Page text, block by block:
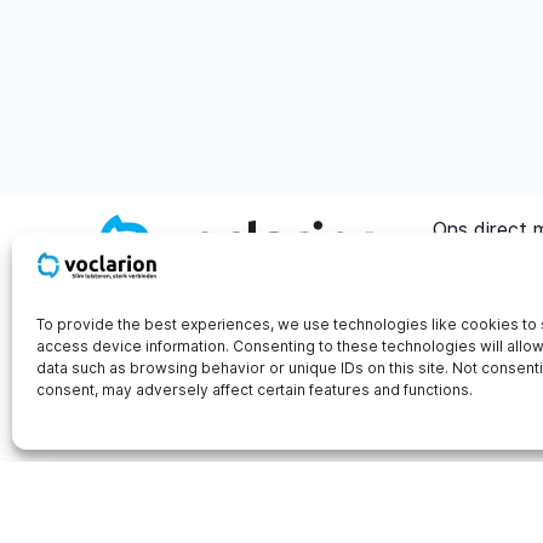
To provide the best experiences, we use technologies like cookies to
access device information. Consenting to these technologies will
data such as browsing behavior or unique IDs on this site. Not
consent, may adversely affect certain features and functions.
Ons direct
Address
Voclarion
Joop